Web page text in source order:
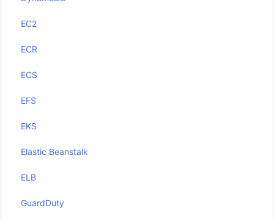
EC2
ECR
ECS
EFS
EKS
Elastic Beanstalk
ELB
GuardDuty